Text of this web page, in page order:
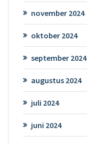
november 2024
oktober 2024
september 2024
augustus 2024
juli 2024
juni 2024